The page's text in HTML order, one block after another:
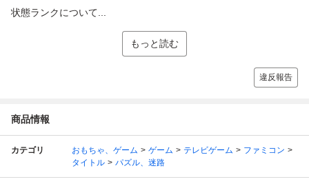
状態ランクについて...
もっと読む
違反報告
商品情報
カテゴリ おもちゃ、ゲーム ゲーム テレビゲーム
ファミコン
タイトル
パズル、迷路